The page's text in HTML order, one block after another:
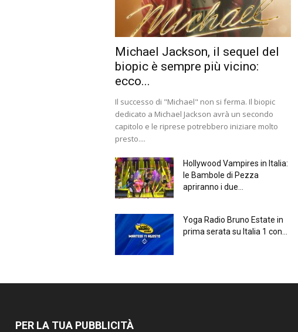
Michael Jackson, il sequel del
biopic è sempre più vicino:
ecco...
Il successo di "Michael" non si ferma. Il biopic
dedicato a Michael Jackson avrà un secondo
capitolo e le riprese potrebbero iniziare molto
presto....
Hollywood Vampires in Italia:
le Bambole di Pezza
apriranno i due...
Yoga Radio Bruno Estate in
prima serata su Italia 1 con...
PER LA TUA PUBBLICITÀ